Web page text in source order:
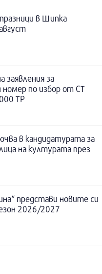
в Шипка
заявления за
номер по избор от СТ
ТР
в кандидатурата за
на културата през
представи новите си
2026/2027